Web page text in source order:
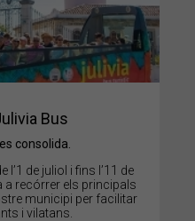
Bus
consolida.
l’1 de juliol i fins l’11 de
a recórrer els principals
municipi per facilitar
i vilatans.